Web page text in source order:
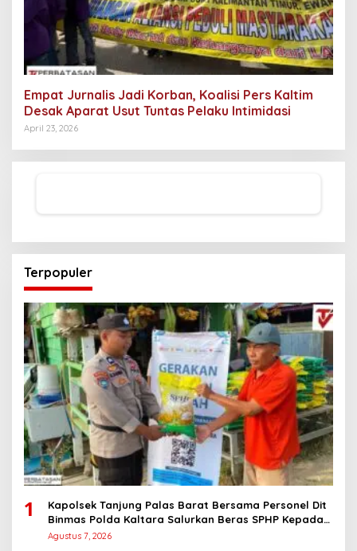
Empat Jurnalis Jadi Korban, Koalisi Pers Kaltim
Desak Aparat Usut Tuntas Pelaku Intimidasi
April 23, 2026
Terpopuler
1
Kapolsek Tanjung Palas Barat Bersama Personel Dit
Binmas Polda Kaltara Salurkan Beras SPHP Kepada
Masyarakat
Agustus 7, 2026